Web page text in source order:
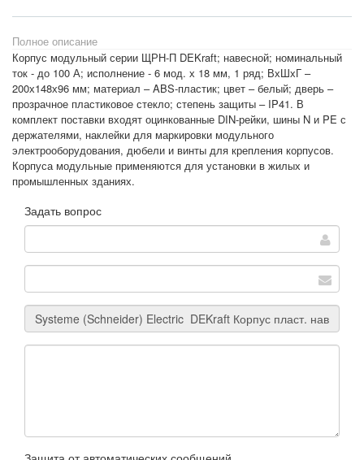
Полное описание
Корпус модульный серии ЩРН-П DEKraft; навесной; номинальный
ток - до 100 А; исполнение - 6 мод. х 18 мм, 1 ряд; ВхШхГ –
200х148х96 мм; материал – ABS-пластик; цвет – белый; дверь –
прозрачное пластиковое стекло; степень защиты – IP41. В
комплект поставки входят оцинкованные DIN-рейки, шины N и PE с
держателями, наклейки для маркировки модульного
электрооборудования, дюбели и винты для крепления корпусов.
Корпуса модульные применяются для установки в жилых и
промышленных зданиях.
Задать вопрос